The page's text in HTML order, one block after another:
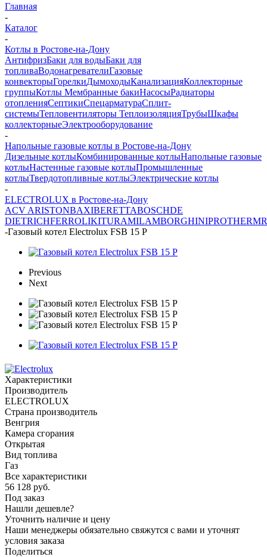
Главная
-
Каталог
-
Котлы в Ростове-на-Дону
АнтифризБаки для водыБаки для
топливаВодонагревателиГазовые
конвекторыГорелкиДымоходыКанализацияКоллекторные
группыКотлы Мембранные бакиНасосыРадиаторы
отопленияСептикиСпецарматураСплит-
системыТепловентиляторы ТеплоизоляцияТрубыШкафы
коллекторныеЭлектрооборудование
-
Напольные газовые котлы в Ростове-на-Дону
Дизельные котлыКомбинированные котлыНапольные газовые
котлыНастенные газовые котлыПромышленные
котлыТвердотопливные котлыЭлектрические котлы
-
ELECTROLUX в Ростове-на-Дону
ACV ARISTONBAXIBERETTABOSCHDE
DIETRICHFERROLIKITURAMILAMBORGHINIPROTHERM
-Газовый котел Electrolux FSB 15 P
Previous
Next
Характеристики
Производитель
ELECTROLUX
Страна производитель
Венгрия
Камера сгорания
Открытая
Вид топлива
Газ
Все характеристики
56 128 руб.
Под заказ
Нашли дешевле?
Уточнить наличие и цену
Наши менеджеры обязательно свяжутся с вами и уточнят
условия заказа
Поделиться